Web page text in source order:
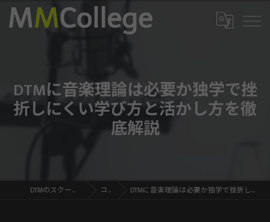
DTMに音楽理論は必要か独学で挫
折しにくい学び方と活かし方を徹
底解説
DTMのスクールならMMCollege コラム DTMに音楽理論は必要か独学で挫折しにくい学び方と活かし方を徹底解説